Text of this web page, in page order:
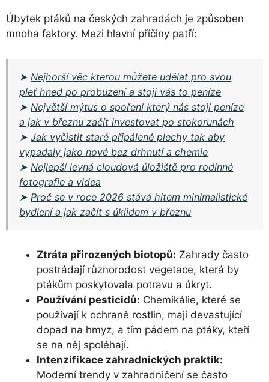
Úbytek ptáků na českých zahradách je způsoben
mnoha faktory. Mezi hlavní příčiny patří:
➤ Nejhorší věc kterou můžete udělat pro svou
pleť hned po probuzení a stojí vás to peníze
➤ Největší mýtus o spoření který nás stojí peníze
a jak v březnu začít investovat po stokorunách
➤Jak vyčistit staré připálené plechy tak aby
vypadaly jako nové bez drhnutí a chemie
➤ Nejlepší levná cloudová úložiště pro rodinné
fotografie a videa
➤ Proč se v roce 2026 stává hitem minimalistické
bydlení a jak začít s úklidem v březnu
Ztráta přirozených biotopů: Zahrady často
postrádají různorodost vegetace, která by
ptákům poskytovala potravu a úkryt.
Používání pesticidů: Chemikálie, které se
používají k ochraně rostlin, mají devastující
dopad na hmyz, a tím pádem na ptáky, kteří
se na něj spoléhají.
Intenzifikace zahradnických praktik:
Moderní trendy v zahradničení se často